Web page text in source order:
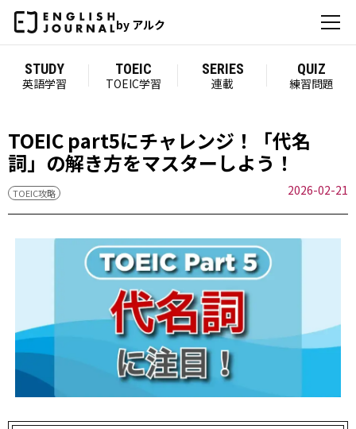
by アルク
STUDY
英語学習
TOEIC
TOEIC学習
SERIES
連載
QUIZ
練習問題
TOEIC part5にチャレンジ！「代名
詞」の解き方をマスターしよう！
TOEIC攻略 2026-02-21